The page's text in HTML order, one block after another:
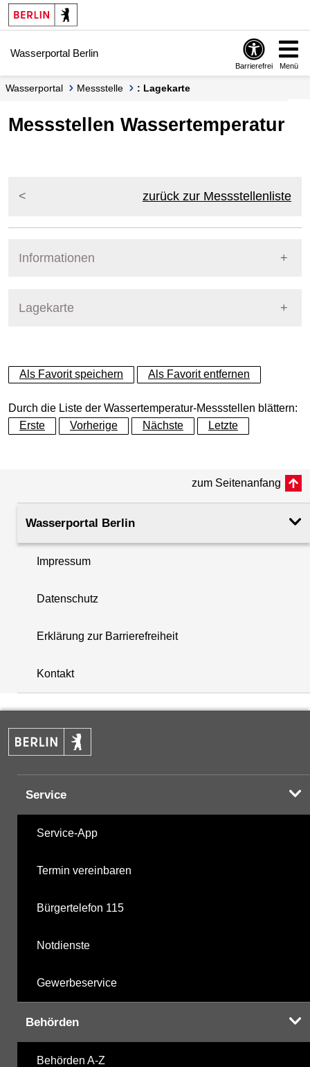
Springe zur Navigation
Springe zum Inhalt
Wasserportal Berlin
Barrierefrei Menü
Wasserportal Messstelle : Lagekarte
Messstellen Wassertemperatur
zurück zur Messstellenliste
Informationen
Lagekarte
+
−
+
−
Als Favorit speichern Als Favorit entfernen
Durch die Liste der Wassertemperatur-Messstellen blättern:
Erste
Vorherige Nächste Letzte
zum Seitenanfang
Wasserportal Berlin
Impressum
Datenschutz
Erklärung zur Barrierefreiheit
Kontakt
Service
Service-App
Termin vereinbaren
Bürgertelefon 115
Notdienste
Gewerbeservice
Behörden
Behörden A-Z